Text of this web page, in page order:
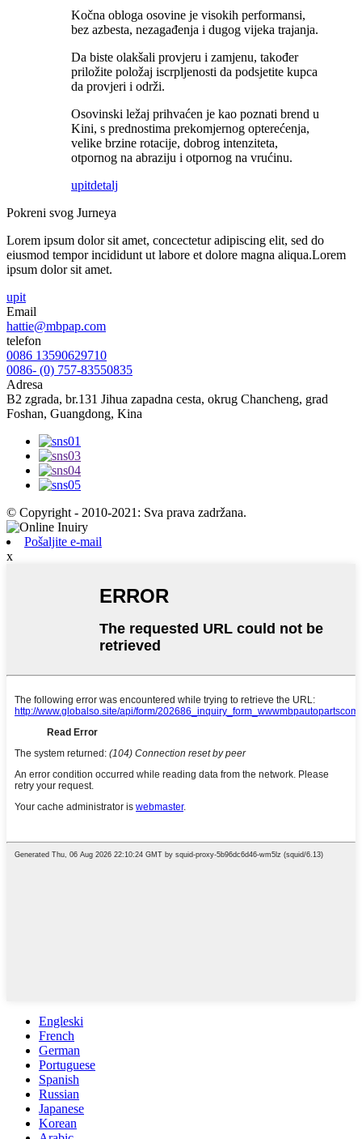
Kočna obloga osovine je visokih performansi,
bez azbesta, nezagađenja i dugog vijeka trajanja.
Da biste olakšali provjeru i zamjenu, također
priložite položaj iscrpljenosti da podsjetite kupca
da provjeri i održi.
Osovinski ležaj prihvaćen je kao poznati brend u
Kini, s prednostima prekomjernog opterećenja,
velike brzine rotacije, dobrog intenziteta,
otpornog na abraziju i otpornog na vrućinu.
upitdetalj
Pokreni svog Jurneya
Lorem ipsum dolor sit amet, concectetur adipiscing elit, sed do
eiusmod tempor incididunt ut labore et dolore magna aliqua.Lorem
ipsum dolor sit amet.
upit
Email
hattie@mbpap.com
telefon
0086 13590629710
0086- (0) 757-83550835
Adresa
B2 zgrada, br.131 Jihua zapadna cesta, okrug Chancheng, grad
Foshan, Guangdong, Kina
© Copyright - 2010-2021: Sva prava zadržana.
Pošaljite e-mail
x
Engleski
French
German
Portuguese
Spanish
Russian
Japanese
Korean